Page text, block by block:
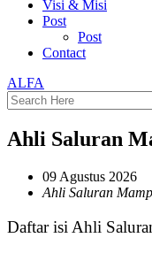
Visi & Misi
Post
Post
Contact
ALFA
Ahli Saluran
09 Agustus 2026
Ahli Saluran
Daftar isi Ahli